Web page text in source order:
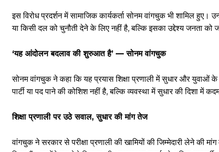
इस विरोध प्रदर्शन में सामाजिक कार्यकर्ता सोनम वांगचुक भी शामिल
या किसी दल को चुनौती देने के लिए नहीं है, बल्कि इसका उद्देश्य जनता को
‘यह आंदोलन बदलाव की शुरुआत है’ — सोनम वांगचुक
सोनम वांगचुक ने कहा कि यह प्रयास शिक्षा प्रणाली में सुधार और युवाओं के
पार्टी या पद पाने की कोशिश नहीं है, बल्कि व्यवस्था में सुधार की दिशा में
शिक्षा प्रणाली पर उठे सवाल, सुधार की मांग तेज
वांगचुक ने सरकार से परीक्षा प्रणाली की खामियों की जिम्मेदारी लेने की